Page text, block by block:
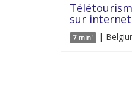
sur internet
7 min' |